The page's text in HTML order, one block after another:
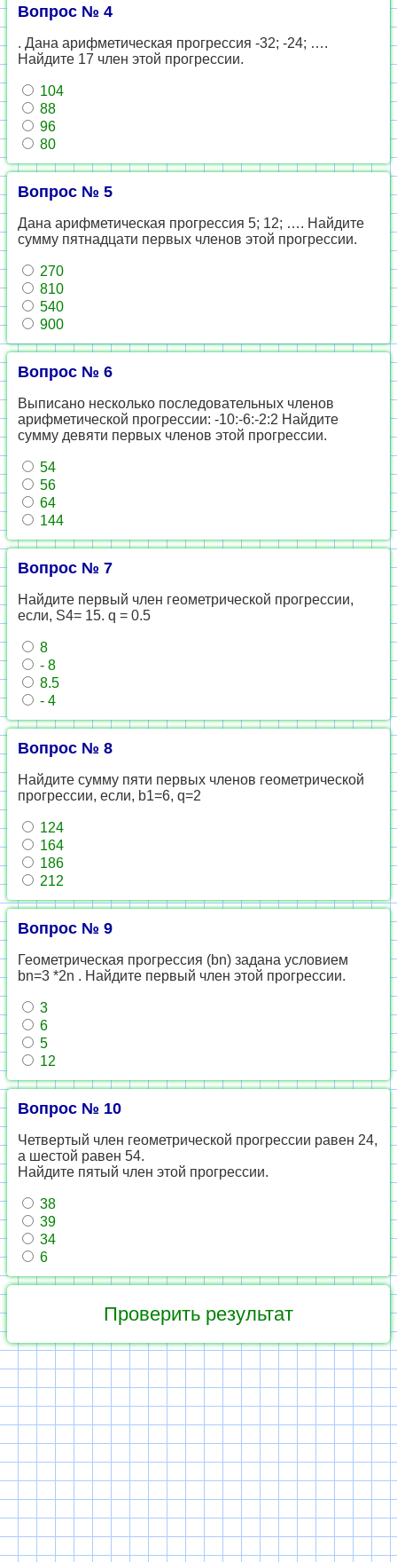
Вопрос № 4
. Дана арифметическая прогрессия -32; -24; ….
Найдите 17 член этой прогрессии.
104
88
96
80
Вопрос № 5
Дана арифметическая прогрессия 5; 12; …. Найдите
сумму пятнадцати первых членов этой прогрессии.
270
810
540
900
Вопрос № 6
Выписано несколько последовательных членов
арифметической прогрессии: -10:-6:-2:2 Найдите
сумму девяти первых членов этой прогрессии.
54
56
64
144
Вопрос № 7
Найдите первый член геометрической прогрессии,
если, S4= 15. q = 0.5
8
- 8
8.5
- 4
Вопрос № 8
Найдите сумму пяти первых членов геометрической
прогрессии, если, b1=6, q=2
124
164
186
212
Вопрос № 9
Геометрическая прогрессия (bn) задана условием
bn=3 *2n . Найдите первый член этой прогрессии.
3
6
5
12
Вопрос № 10
Четвертый член геометрической прогрессии равен 24,
а шестой равен 54.
Найдите пятый член этой прогрессии.
38
39
34
6